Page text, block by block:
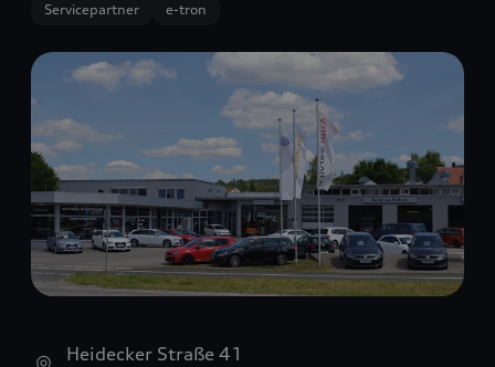
Servicepartner e-tron
Heidecker Straße 41